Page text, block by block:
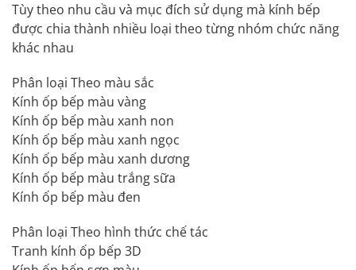
Tùy theo nhu cầu và mục đích sử dụng mà kính bếp
được chia thành nhiều loại theo từng nhóm chức năng
khác nhau
Phân loại Theo màu sắc
Kính ốp bếp màu vàng
Kính ốp bếp màu xanh non
Kính ốp bếp màu xanh ngọc
Kính ốp bếp màu xanh dương
Kính ốp bếp màu trắng sữa
Kính ốp bếp màu đen
Phân loại Theo hình thức chế tác
Tranh kính ốp bếp 3D